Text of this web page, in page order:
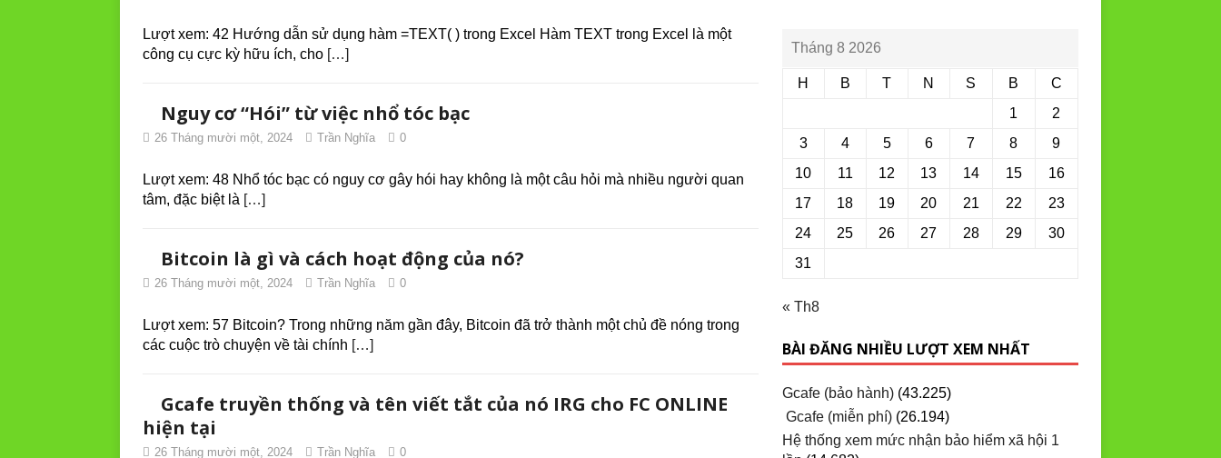
Lượt xem: 42 Hướng dẫn sử dụng hàm =TEXT( ) trong Excel Hàm TEXT trong Excel là một
công cụ cực kỳ hữu ích, cho […]
Nguy cơ “Hói” từ việc nhổ tóc bạc
26 Tháng mười một, 2024 Trần Nghĩa 0
Lượt xem: 48 Nhổ tóc bạc có nguy cơ gây hói hay không là một câu hỏi mà nhiều người quan
tâm, đặc biệt là […]
Bitcoin là gì và cách hoạt động của nó?
26 Tháng mười một, 2024 Trần Nghĩa 0
Lượt xem: 57 Bitcoin? Trong những năm gần đây, Bitcoin đã trở thành một chủ đề nóng trong
các cuộc trò chuyện về tài chính […]
Gcafe truyền thống và tên viết tắt của nó IRG cho FC ONLINE
hiện tại
26 Tháng mười một, 2024 Trần Nghĩa 0
Tháng 8 2026
H B T N S B
C
1
2
3
4 5 6 7 8
9
10
11 12 13 14 15
16
17
18 19 20 21 22
23
24
25 26 27 28 29
30
31
« Th8
BÀI ĐĂNG NHIỀU LƯỢT XEM NHẤT
Gcafe (bảo hành) (43.225)
Gcafe (miễn phí) (26.194)
Hệ thống xem mức nhận bảo hiểm xã hội 1